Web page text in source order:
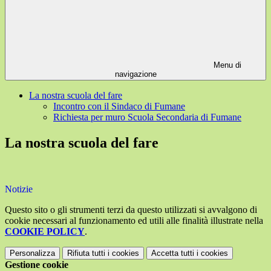
Menu di
navigazione
La nostra scuola del fare
Incontro con il Sindaco di Fumane
Richiesta per muro Scuola Secondaria di Fumane
La nostra scuola del fare
Notizie
Questo sito o gli strumenti terzi da questo utilizzati si avvalgono di
cookie necessari al funzionamento ed utili alle finalità illustrate nella
COOKIE POLICY.
Personalizza Rifiuta tutti i cookies Accetta tutti i cookies
Gestione cookie